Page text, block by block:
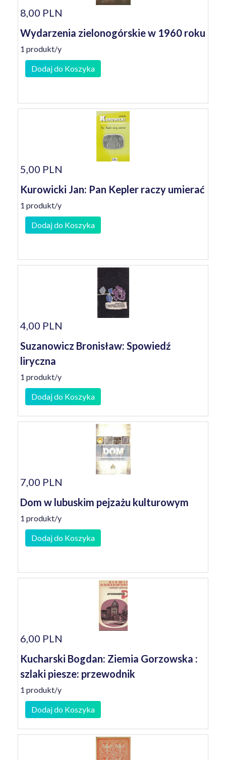
8,00 PLN
Wydarzenia zielonogórskie w 1960 roku
1 produkt/y
Dodaj do Koszyka
5,00 PLN
Kurowicki Jan: Pan Kepler raczy umierać
1 produkt/y
Dodaj do Koszyka
4,00 PLN
Suzanowicz Bronisław: Spowiedź
liryczna
1 produkt/y
Dodaj do Koszyka
7,00 PLN
Dom w lubuskim pejzażu kulturowym
1 produkt/y
Dodaj do Koszyka
6,00 PLN
Kucharski Bogdan: Ziemia Gorzowska :
szlaki piesze: przewodnik
1 produkt/y
Dodaj do Koszyka